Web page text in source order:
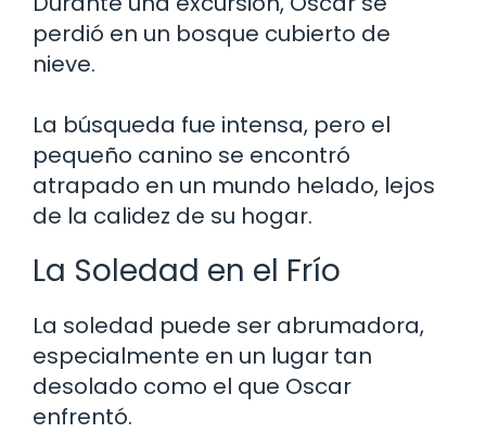
perdió en un bosque cubierto de
nieve.
La búsqueda fue intensa, pero el
pequeño canino se encontró
atrapado en un mundo helado, lejos
de la calidez de su hogar.
La Soledad en el Frío
La soledad puede ser abrumadora,
especialmente en un lugar tan
desolado como el que Oscar
enfrentó.